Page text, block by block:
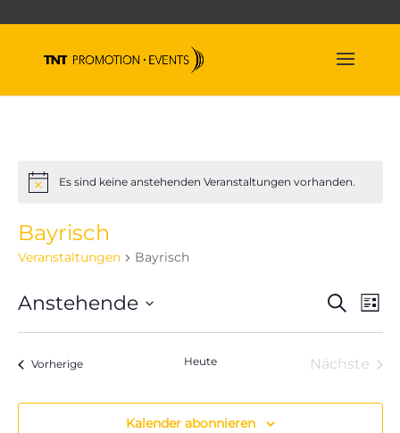
HinweisEs sind keine anstehenden Veranstaltungen vorhanden.
Bayrisch
Veranstaltungen Bayrisch
Suche
Liste
Anstehende
VorherigeVeranstaltungen Heute
Nächste
Kalender abonnieren